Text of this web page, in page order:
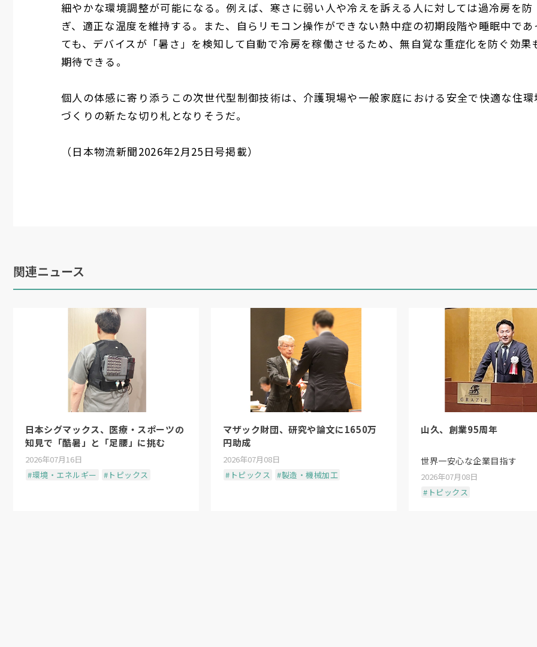
細やかな環境調整が可能になる。例えば、寒さに弱い人や冷えを訴える人に対しては過冷房を防
ぎ、適正な温度を維持する。また、自らリモコン操作ができない熱中症の初期段階や睡眠中であ
ても、デバイスが「暑さ」を検知して自動で冷房を稼働させるため、無自覚な重症化を防ぐ効果
期待できる。
個人の体感に寄り添うこの次世代型制御技術は、介護現場や一般家庭における安全で快適な住環
づくりの新たな切り札となりそうだ。
（日本物流新聞2026年2月25日号掲載）
関連ニュース
日本シグマックス、医療・スポーツの
知見で「酷暑」と「足腰」に挑む
2026年07月16日
#環境・エネルギー
#トピックス
マザック財団、研究や論文に1650万
円助成
2026年07月08日
#トピックス
#製造・機械加工
山久、創業95周年
世界一安心な企業目指す
2026年07月08日
#トピックス